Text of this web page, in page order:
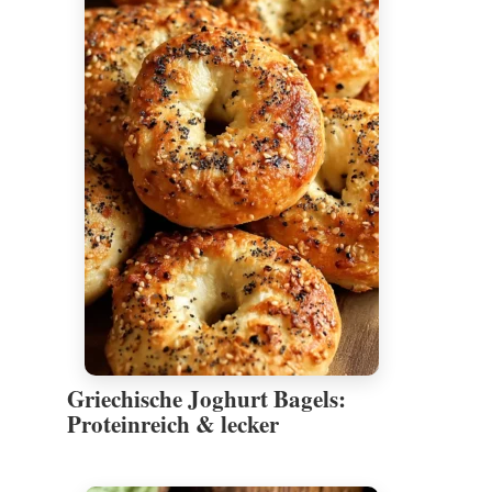
Griechische Joghurt Bagels:
Proteinreich & lecker